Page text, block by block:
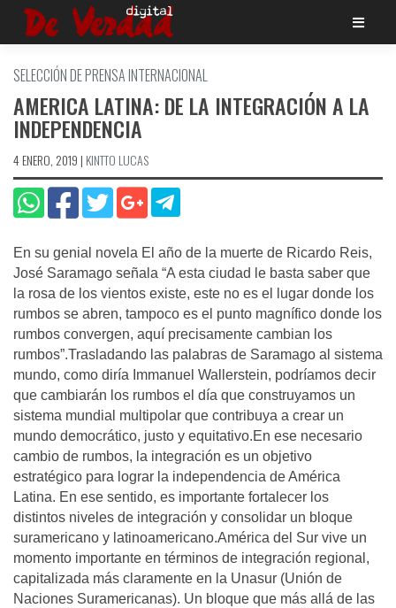
Saltar
SELECCIÓN DE PRENSA INTERNACIONAL
AMERICA LATINA: DE LA INTEGRACIÓN A LA
INDEPENDENCIA
4 ENERO, 2019 | KINTTO LUCAS
En su genial novela El año de la muerte de Ricardo Reis,
José Saramago señala “A esta ciudad le basta saber que
la rosa de los vientos existe, este no es el lugar donde los
rumbos se abren, tampoco es el punto magnífico donde los
rumbos convergen, aquí precisamente cambian los
rumbos”.Trasladando las palabras de Saramago al sistema
mundo, como diría Immanuel Wallerstein, podríamos decir
que cambiarán los rumbos el día que construyamos un
sistema mundial multipolar que contribuya a crear un
mundo democrático, justo y equitativo.En ese necesario
cambio de rumbos, la integración es un objetivo
estratégico para lograr la independencia de América
Latina. En ese sentido, es importante fortalecer los
distintos niveles de integración y consolidar un bloque
suramericano y latinoamericano.América del Sur vive un
momento importante en términos de integración regional,
capitalizada más claramente en la Unasur (Unión de
Naciones Suramericanas). Un bloque que más allá de las